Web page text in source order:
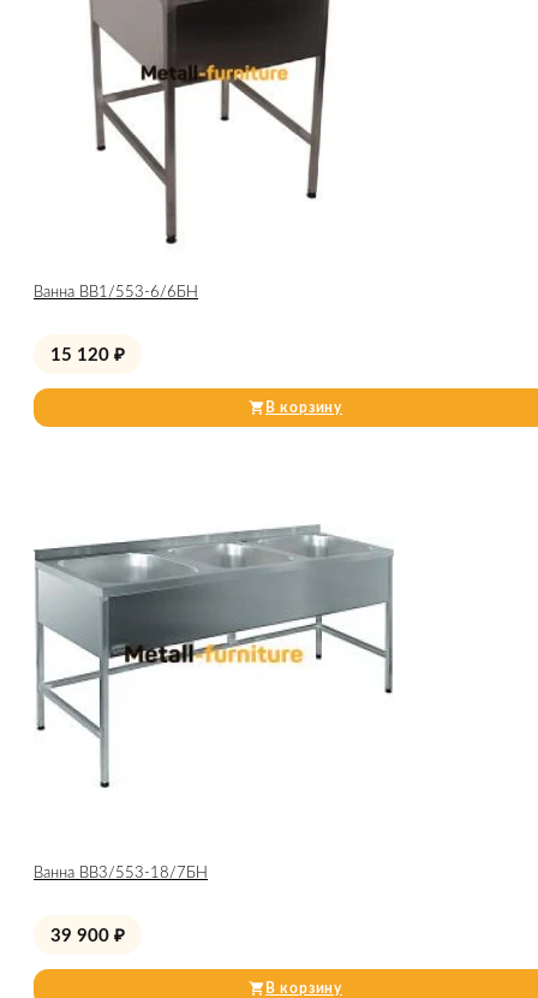
Ванна ВВ1/553-6/6БН
15 120 ₽
В корзину
Ванна ВВ3/553-18/7БН
39 900 ₽
В корзину